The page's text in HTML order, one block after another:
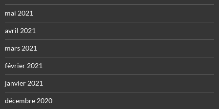
mai 2021
avril 2021
mars 2021
février 2021
janvier 2021
décembre 2020